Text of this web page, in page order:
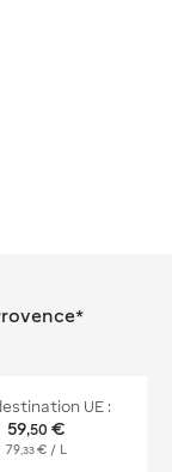
G C
UE :
59,50 €
79,33 € / L